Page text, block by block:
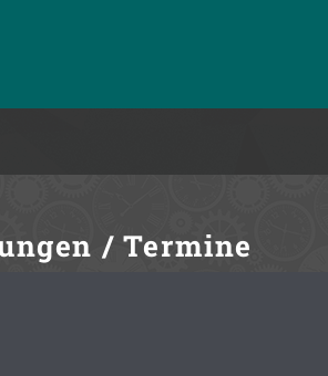
/ Termine